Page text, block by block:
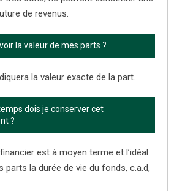
de revenus.
la valeur de mes parts ?
la valeur exacte de la part.
dois je conserver cet
?
est à moyen terme et l’idéal
parts la durée de vie du fonds, c.a.d,